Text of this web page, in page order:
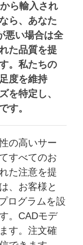
ら輸入され
ら、あなた
悪い場合は全
た品質を提
。私たちの
度を維持
を特定し、
す。
の高いサー
すべてのお
た注意を提
、お客様と
ログラムを設
。CADモデ
す。注文確